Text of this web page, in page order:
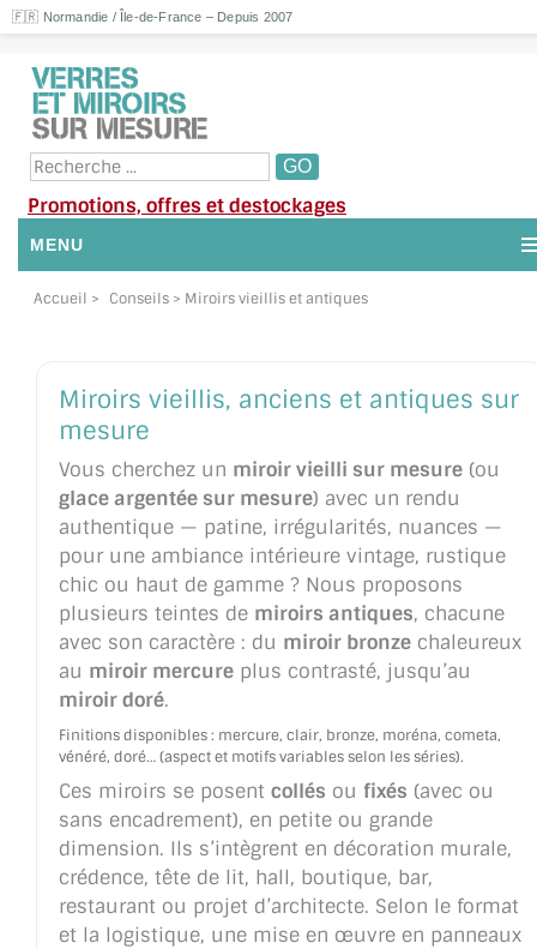
🇫🇷 Normandie / Île-de-France – Depuis 2007
Promotions, offres et destockages
MENU
NOUS CONTACTER
DEMANDE DE DEVIS
SUIVI DE COMMANDE
TOUS LES TARIFS AU M2
GUIDE : CHOIX PAR UTILISATION
INSPIRATIONS ET NOUVEAUTÉS
MIROIR SUR MESURE
MIROIR VIEILLI
MIROIR DÉCORATIF DE COULEUR
Accueil > Conseils > Miroirs vieillis et antiques
Miroirs vieillis, anciens et antiques sur
mesure
Vous cherchez un miroir vieilli sur mesure (ou
glace argentée sur mesure) avec un rendu
authentique — patine, irrégularités, nuances —
pour une ambiance intérieure vintage, rustique
chic ou haut de gamme ? Nous proposons
plusieurs teintes de miroirs antiques, chacune
avec son caractère : du miroir bronze chaleureux
au miroir mercure plus contrasté, jusqu’au
miroir doré.
Finitions disponibles : mercure, clair, bronze, moréna, cometa,
vénéré, doré… (aspect et motifs variables selon les séries).
Ces miroirs se posent collés ou fixés (avec ou
sans encadrement), en petite ou grande
dimension. Ils s’intègrent en décoration murale,
crédence, tête de lit, hall, boutique, bar,
restaurant ou projet d’architecte. Selon le format
et la logistique, une mise en œuvre en panneaux